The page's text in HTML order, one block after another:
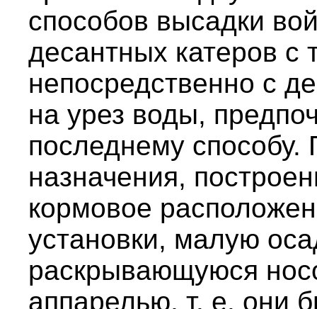
способов высадки
десантных катеров с
непосредственно с
на урез воды,
последнему способу.
назначения,
кормовое
установки, малую
раскрывающуюся
аппарелью, т. е. они